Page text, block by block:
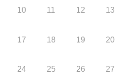
10 11 12 13
17 18 19 20
24 25 26 27